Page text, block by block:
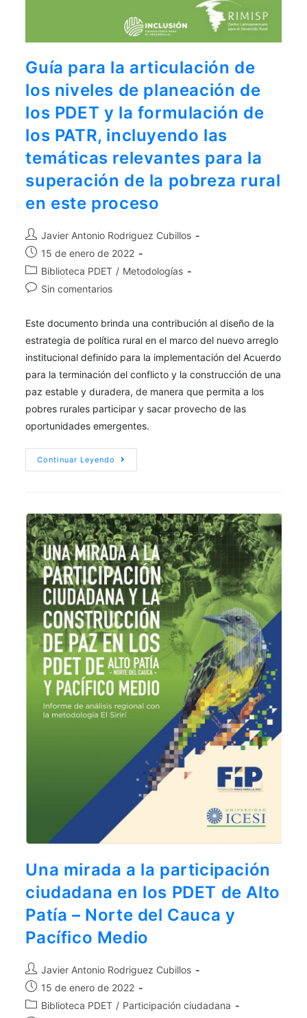
Guía para la articulación de
los niveles de planeación de
los PDET y la formulación de
los PATR, incluyendo las
temáticas relevantes para la
superación de la pobreza rural
en este proceso
Javier Antonio Rodriguez Cubillos
15 de enero de 2022
Biblioteca PDET / Metodologías
Sin comentarios
Este documento brinda una contribución al diseño de la
estrategia de política rural en el marco del nuevo arreglo
institucional definido para la implementación del Acuerdo
para la terminación del conflicto y la construcción de una
paz estable y duradera, de manera que permita a los
pobres rurales participar y sacar provecho de las
oportunidades emergentes.
Continuar Leyendo
Una mirada a la participación
ciudadana en los PDET de Alto
Patía – Norte del Cauca y
Pacífico Medio
Javier Antonio Rodriguez Cubillos
15 de enero de 2022
Biblioteca PDET / Participación ciudadana